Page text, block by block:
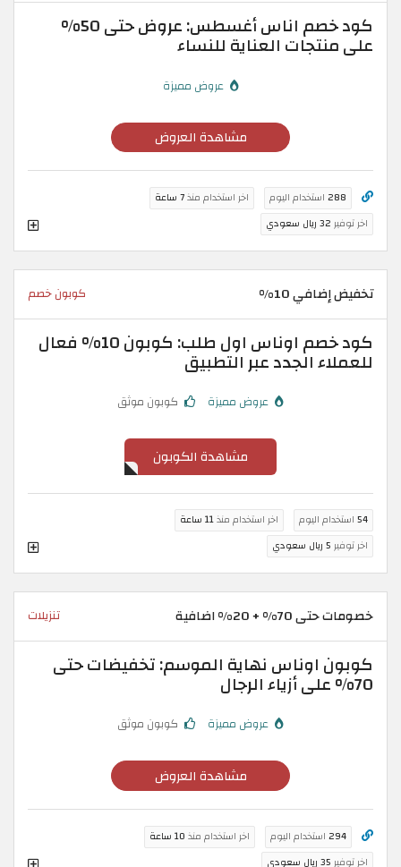
كود خصم اناس أغسطس: عروض حتى 50%
على منتجات العناية للنساء
عروض مميزة
مشاهدة العروض
288 استخدام اليوم اخر استخدام منذ7 ساعة
اخر توفير 32 ريال سعودي
تخفيض إضافي 10% كوبون خصم
كود خصم اوناس اول طلب: كوبون 10% فعال
للعملاء الجدد عبر التطبيق
عروض مميزة كوبون موثق
مشاهدة الكوبون
54 استخدام اليوم اخر استخدام منذ11 ساعة
اخر توفير 5 ريال سعودي
خصومات حتى 70% + 20% اضافية تنزيلات
كوبون اوناس نهاية الموسم: تخفيضات حتى
70% على أزياء الرجال
عروض مميزة كوبون موثق
مشاهدة العروض
294 استخدام اليوم اخر استخدام منذ 10 ساعة
اخر توفير 35 ريال سعودي